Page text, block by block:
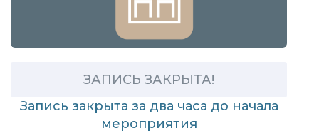
ЗАПИСЬ ЗАКРЫТА!
Запись закрыта за два часа до начала
мероприятия